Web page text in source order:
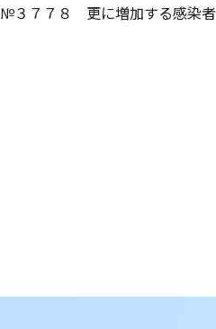
№３７７８ 更に増加する感染者